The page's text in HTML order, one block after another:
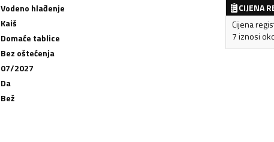
Vodeno hlađenje
Kaiš
Domaće tablice
Bez oštećenja
07/2027
Da
Bež
CIJENA
Cijena
7 iznosi